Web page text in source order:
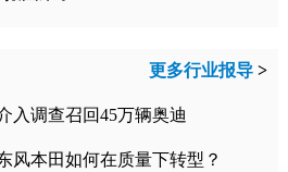
更多行业报导 >
入调查召回45万辆奥迪
风本田如何在质量下转型？